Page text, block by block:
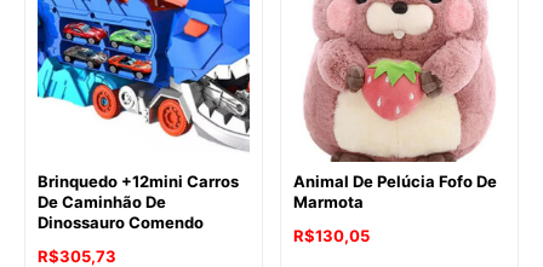
Brinquedo +12mini Carros
De Caminhão De
Dinossauro Comendo
R$305,73
Animal De Pelúcia Fofo De
Marmota
R$130,05